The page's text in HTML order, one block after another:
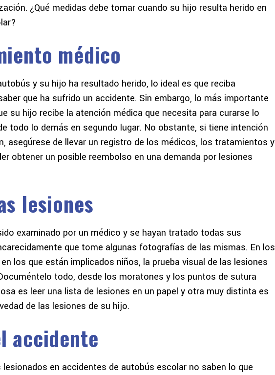
¿Qué medidas debe tomar cuando su hijo resulta herido en
médico
y su hijo ha resultado herido, lo ideal es que reciba
que ha sufrido un accidente. Sin embargo, lo más importante
su hijo recibe la atención médica que necesita para curarse lo
todo lo demás en segundo lugar. No obstante, si tiene intención
asegúrese de llevar un registro de los médicos, los tratamientos y
obtener un posible reembolso en una demanda por lesiones
lesiones
examinado por un médico y se hayan tratado todas sus
que tome algunas fotografías de las mismas. En los
los que están implicados niños, la prueba visual de las lesiones
todo, desde los moratones y los puntos de sutura
es leer una lista de lesiones en un papel y otra muy distinta es
de las lesiones de su hijo.
accidente
en accidentes de autobús escolar no saben lo que